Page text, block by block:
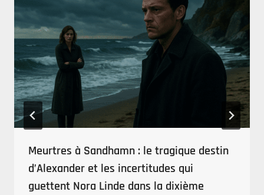
Meurtres à Sandhamn : le tragique destin
d’Alexander et les incertitudes qui
guettent Nora Linde dans la dixième